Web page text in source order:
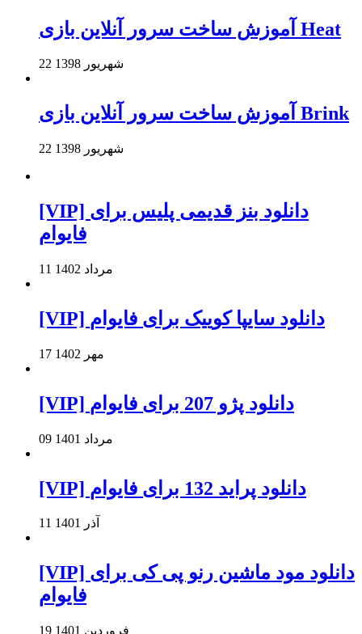
آموزش ساخت سرور آنلاین بازی Heat
22 شهریور 1398
آموزش ساخت سرور آنلاین بازی Brink
22 شهریور 1398
[VIP] دانلود بنز قدیمی پلیس برای
فایوام
11 مرداد 1402
[VIP] دانلود سایپا کوییک برای فایوام
17 مهر 1402
[VIP] دانلود پژو 207 برای فایوام
09 مرداد 1401
[VIP] دانلود پراید 132 برای فایوام
11 آذر 1401
[VIP] دانلود مود ماشین رنو پی کی برای
فایوام
19 فروردین 1401